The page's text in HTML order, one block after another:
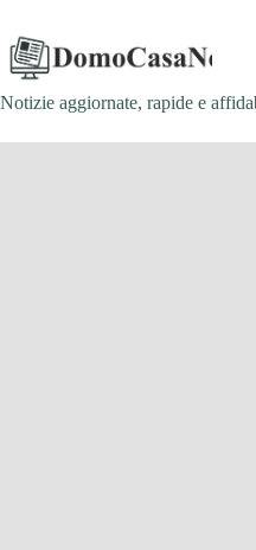
contenuto
Notizie aggiornate, rapide e